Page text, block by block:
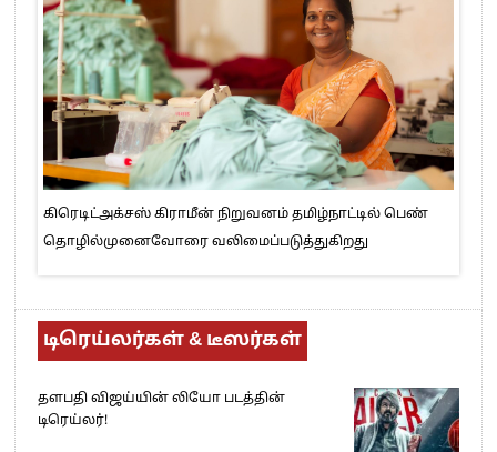
கிரெடிட்அக்சஸ் கிராமீன் நிறுவனம் தமிழ்நாட்டில் பெண்
தொழில்முனைவோரை வலிமைப்படுத்துகிறது
டிரெய்லர்கள் & டீஸர்கள்
தளபதி விஜய்யின் லியோ படத்தின்
டிரெய்லர்!